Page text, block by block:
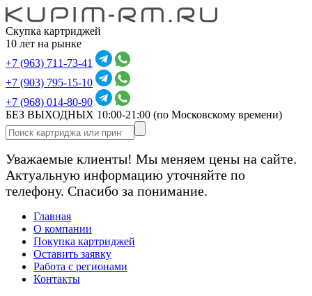
Скупка картриджей
10 лет на рынке
+7 (963) 711-73-41
+7 (903) 795-15-10
+7 (968) 014-80-90
БЕЗ ВЫХОДНЫХ 10:00-21:00 (по Московскому времени)
Уважаемые клиенты! Мы меняем цены на сайте.
Актуальную информацию уточняйте по
телефону. Спасибо за понимание.
Главная
О компании
Покупка картриджей
Оставить заявку
Работа с регионами
Контакты